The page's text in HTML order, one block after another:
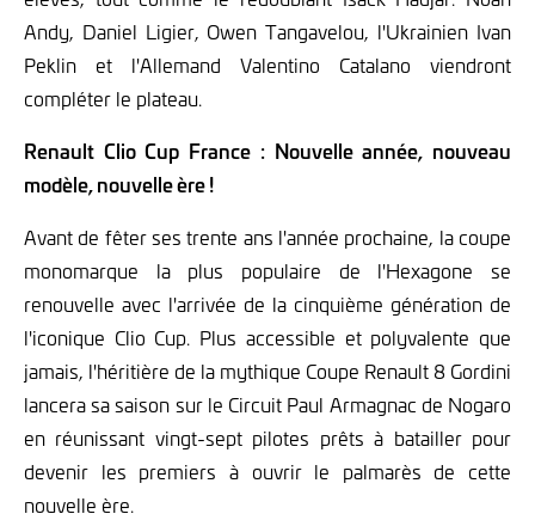
Andy, Daniel Ligier, Owen Tangavelou, l'Ukrainien Ivan
Peklin et l'Allemand Valentino Catalano viendront
compléter le plateau.
Renault Clio Cup France : Nouvelle année, nouveau
modèle, nouvelle ère !
Avant de fêter ses trente ans l'année prochaine, la coupe
monomarque la plus populaire de l'Hexagone se
renouvelle avec l'arrivée de la cinquième génération de
l'iconique Clio Cup. Plus accessible et polyvalente que
jamais, l'héritière de la mythique Coupe Renault 8 Gordini
lancera sa saison sur le Circuit Paul Armagnac de Nogaro
en réunissant vingt-sept pilotes prêts à batailler pour
devenir les premiers à ouvrir le palmarès de cette
nouvelle ère.